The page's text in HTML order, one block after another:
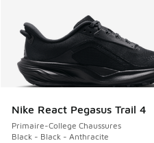
Nike React Pegasus Trail 4
Primaire-College Chaussures
Black - Black - Anthracite